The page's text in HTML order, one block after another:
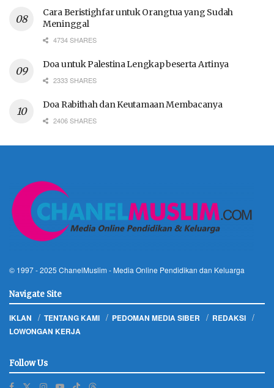
Cara Beristighfar untuk Orangtua yang Sudah
Meninggal
4734 SHARES
Doa untuk Palestina Lengkap beserta Artinya
2333 SHARES
Doa Rabithah dan Keutamaan Membacanya
2406 SHARES
© 1997 - 2025 ChanelMuslim - Media Online Pendidikan dan Keluarga
Navigate Site
IKLAN TENTANG KAMI PEDOMAN MEDIA SIBER
REDAKSI
LOWONGAN KERJA
Follow Us